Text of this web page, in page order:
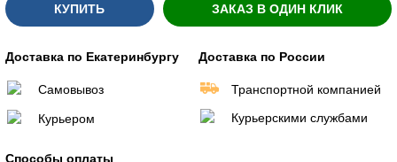
КУПИТЬ ЗАКАЗ В ОДИН КЛИК
Доставка по Екатеринбургу
Самовывоз
Курьером
Доставка по России
Транспортной компанией
Курьерскими службами
Способы оплаты